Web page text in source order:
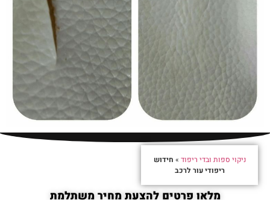
ניקוי ספות ובדי ריפוד » חידוש
ריפודי עור לרכב
מלאו פרטים להצעת מחיר משתלמת